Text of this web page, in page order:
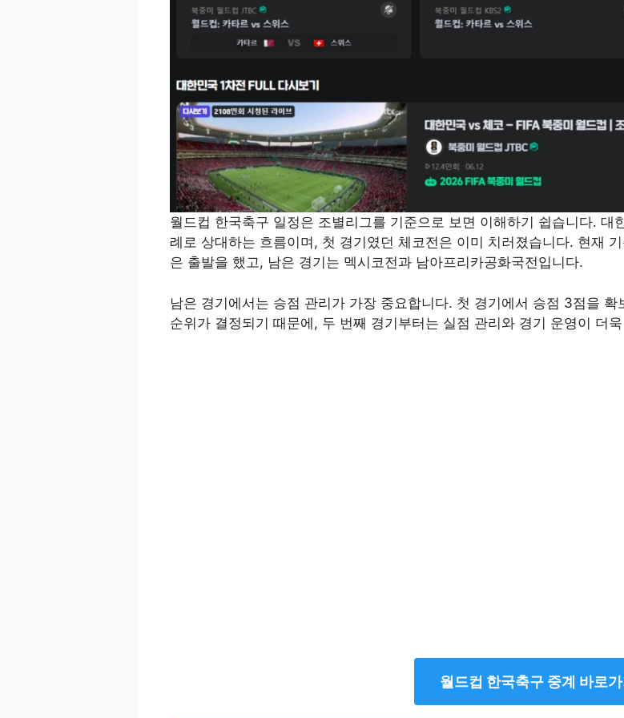
월드컵 한국축구 일정은 조별리그를 기준으로 보면 이해하기 쉽습니다.
례로 상대하는 흐름이며, 첫 경기였던 체코전은 이미 치러졌습니다. 현재
은 출발을 했고, 남은 경기는 멕시코전과 남아프리카공화국전입니다.
남은 경기에서는 승점 관리가 가장 중요합니다. 첫 경기에서 승점 3점을
순위가 결정되기 때문에, 두 번째 경기부터는 실점 관리와 경기 운영이 더
월드컵 한국축구 중계 바로가